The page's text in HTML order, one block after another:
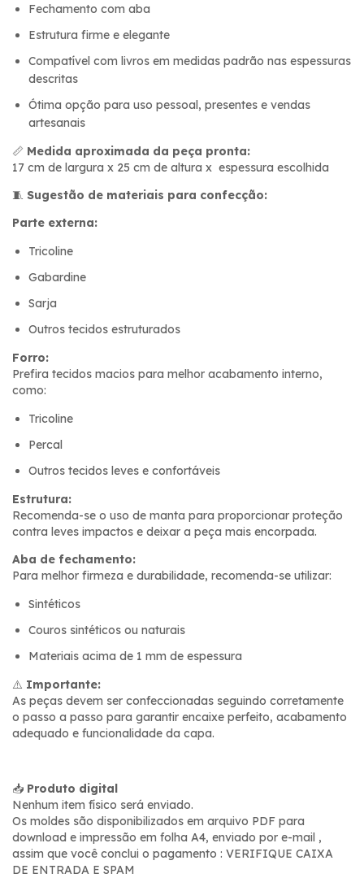
Fechamento com aba
Estrutura firme e elegante
Compatível com livros em medidas padrão nas espessuras
descritas
Ótima opção para uso pessoal, presentes e vendas
artesanais
📏 Medida aproximada da peça pronta:
17 cm de largura x 25 cm de altura x espessura escolhida
🧵 Sugestão de materiais para confecção:
Parte externa:
Tricoline
Gabardine
Sarja
Outros tecidos estruturados
Forro:
Prefira tecidos macios para melhor acabamento interno,
como:
Tricoline
Percal
Outros tecidos leves e confortáveis
Estrutura:
Recomenda-se o uso de manta para proporcionar proteção
contra leves impactos e deixar a peça mais encorpada.
Aba de fechamento:
Para melhor firmeza e durabilidade, recomenda-se utilizar:
Sintéticos
Couros sintéticos ou naturais
Materiais acima de 1 mm de espessura
⚠️ Importante:
As peças devem ser confeccionadas seguindo corretamente
o passo a passo para garantir encaixe perfeito, acabamento
adequado e funcionalidade da capa.
📥 Produto digital
Nenhum item físico será enviado.
Os moldes são disponibilizados em arquivo PDF para
download e impressão em folha A4, enviado por e-mail ,
assim que você conclui o pagamento : VERIFIQUE CAIXA
DE ENTRADA E SPAM